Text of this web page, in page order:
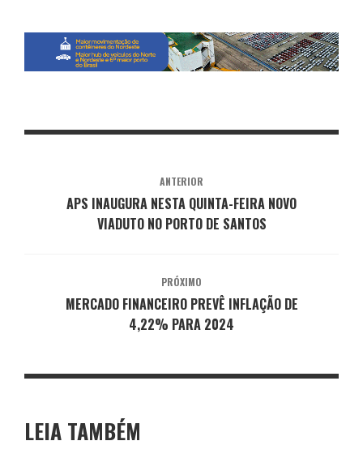
ANTERIOR
APS INAUGURA NESTA QUINTA-FEIRA NOVO
VIADUTO NO PORTO DE SANTOS
PRÓXIMO
MERCADO FINANCEIRO PREVÊ INFLAÇÃO DE
4,22% PARA 2024
LEIA TAMBÉM